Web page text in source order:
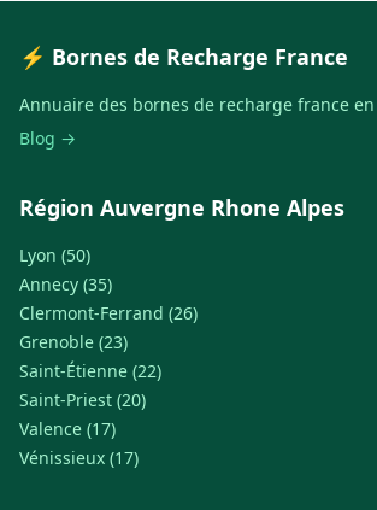
⚡ Bornes de Recharge France
Annuaire des bornes de recharge france en
Blog →
Région Auvergne Rhone Alpes
Lyon (50)
Annecy (35)
Clermont-Ferrand (26)
Grenoble (23)
Saint-Étienne (22)
Saint-Priest (20)
Valence (17)
Vénissieux (17)